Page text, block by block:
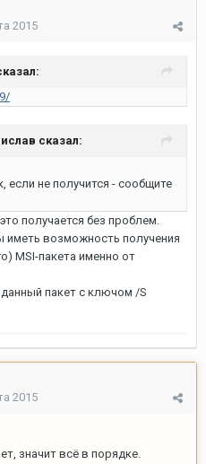
2015
сказал:
не получится - сообщите
получается без проблем.
иметь возможность получения
MSI-пакета именно от
пакет с ключом /S
2015
значит всё в порядке.